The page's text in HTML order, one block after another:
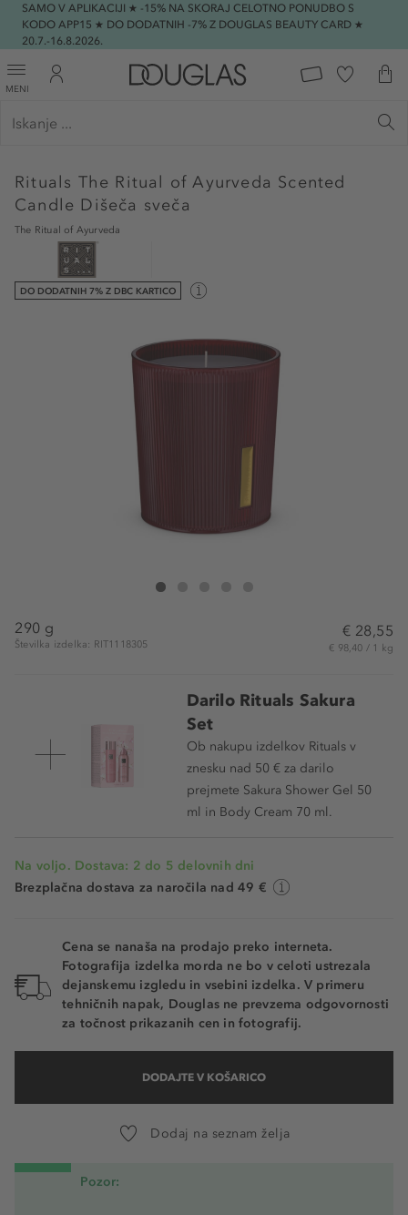
SAMO V APLIKACIJI ★ -15% NA SKORAJ CELOTNO PONUDBO S
KODO APP15 ★ DO DODATNIH -7% Z DOUGLAS BEAUTY CARD ★
20.7.-16.8.2026.
MENI
Rituals The Ritual of Ayurveda Scented
Candle Dišeča sveča
The Ritual of Ayurveda
DO DODATNIH 7% Z DBC KARTICO
Rituals The Ritual of Ayurveda Scented Candle
290 g
Številka izdelka: RIT1118305
€ 28,55
€ 98,40 / 1 kg
Darilo Rituals Sakura
Set
Ob nakupu izdelkov Rituals v
znesku nad 50 € za darilo
prejmete Sakura Shower Gel 50
ml in Body Cream 70 ml.
Na voljo. Dostava: 2 do 5 delovnih dni
Brezplačna dostava za naročila nad 49 €
Cena se nanaša na prodajo preko interneta.
Fotografija izdelka morda ne bo v celoti ustrezala
dejanskemu izgledu in vsebini izdelka. V primeru
tehničnih napak, Douglas ne prevzema odgovornosti
za točnost prikazanih cen in fotografij.
DODAJTE V KOŠARICO
Dodaj na seznam želja
Pozor: